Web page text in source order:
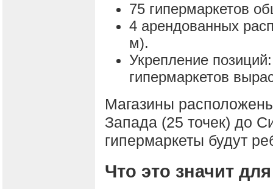
75 гипермаркетов
4 арендованных
м).
Укрепление
гипермаркетов
Магазины
Запада (25 точек) до
гипермаркеты будут
Что это значит